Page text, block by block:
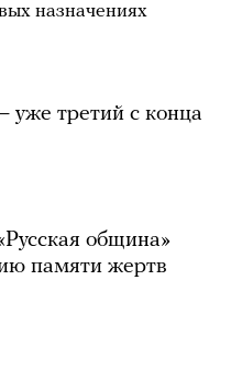
назначениях
уже третий с конца
община»
памяти жертв